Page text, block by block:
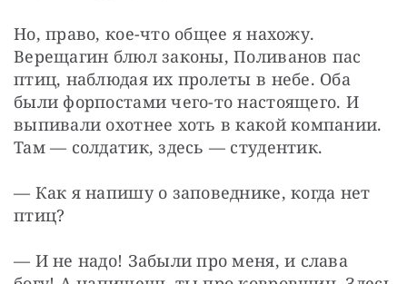
Но, право, кое-что общее я нахожу.
Верещагин блюл законы, Поливанов пас
птиц, наблюдая их пролеты в небе. Оба
были форпостами чего-то настоящего. И
выпивали охотнее хоть в какой компании.
Там — солдатик, здесь — студентик.
— Как я напишу о заповеднике, когда нет
птиц?
— И не надо! Забыли про меня, и слава